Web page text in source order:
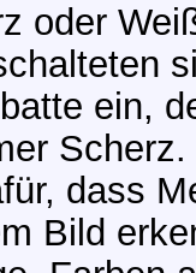
oder
ein,
dass
Bild